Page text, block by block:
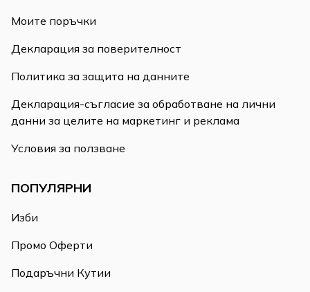
Моите поръчки
Декларация за поверителност
Политика за защита на данните
Декларация-съгласие за обработване на лични
данни за целите на маркетинг и реклама
Условия за ползване
ПОПУЛЯРНИ
Изби
Промо Оферти
Подаръчни Кутии